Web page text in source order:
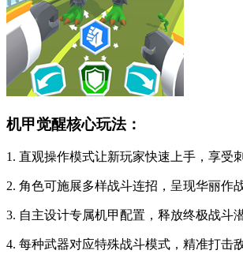
机甲觉醒核心玩法：
1. 直观操作模式让新玩家快速上手，享受
2. 角色可施展多样战斗连招，呈现华丽作
3. 自主设计专属机甲配置，释放终极战斗
4. 每种武器对应特殊战斗模式，精准打击